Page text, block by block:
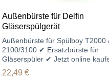
Außenbürste für Delfin
Gläserspülgerät
Außenbürste für Spülboy T2000
2100/3100 ✔ Ersatzbürste für
Gläserspüler ✔ Jetzt online
gastro-brennecke.de
Regulärer Preis:
22,49 €